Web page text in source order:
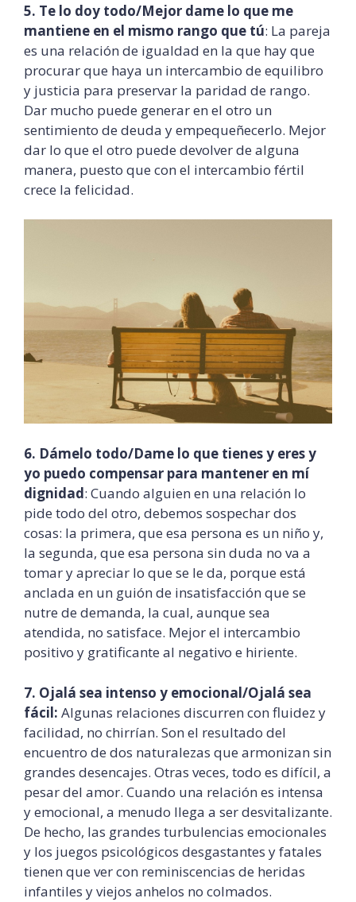
5. Te lo doy todo/Mejor dame lo que me
mantiene en el mismo rango que tú: La pareja
es una relación de igualdad en la que hay que
procurar que haya un intercambio de equilibro
y justicia para preservar la paridad de rango.
Dar mucho puede generar en el otro un
sentimiento de deuda y empequeñecerlo. Mejor
dar lo que el otro puede devolver de alguna
manera, puesto que con el intercambio fértil
crece la felicidad.
6. Dámelo todo/Dame lo que tienes y eres y
yo puedo compensar para mantener en mí
dignidad: Cuando alguien en una relación lo
pide todo del otro, debemos sospechar dos
cosas: la primera, que esa persona es un niño y,
la segunda, que esa persona sin duda no va a
tomar y apreciar lo que se le da, porque está
anclada en un guión de insatisfacción que se
nutre de demanda, la cual, aunque sea
atendida, no satisface. Mejor el intercambio
positivo y gratificante al negativo e hiriente.
7. Ojalá sea intenso y emocional/Ojalá sea
fácil: Algunas relaciones discurren con fluidez y
facilidad, no chirrían. Son el resultado del
encuentro de dos naturalezas que armonizan sin
grandes desencajes. Otras veces, todo es difícil, a
pesar del amor. Cuando una relación es intensa
y emocional, a menudo llega a ser desvitalizante.
De hecho, las grandes turbulencias emocionales
y los juegos psicológicos desgastantes y fatales
tienen que ver con reminiscencias de heridas
infantiles y viejos anhelos no colmados.